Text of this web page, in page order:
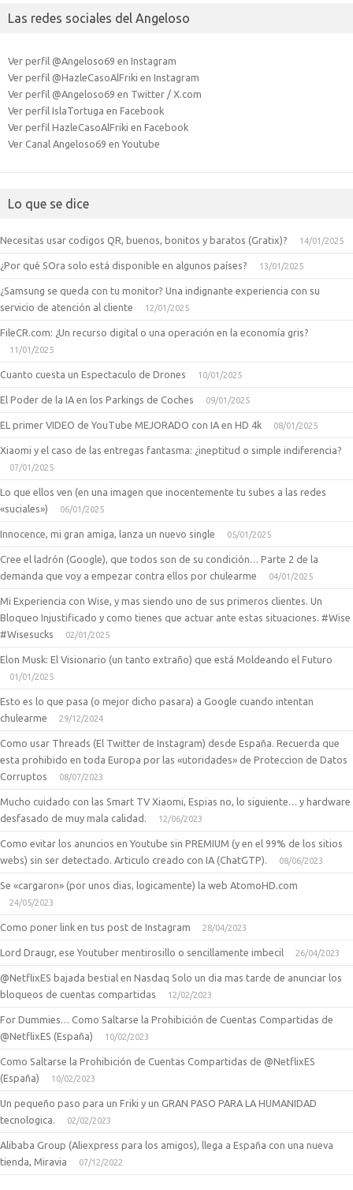
Las redes sociales del Angeloso
Ver perfil @Angeloso69 en Instagram
Ver perfil @HazleCasoAlFriki en Instagram
Ver perfil @Angeloso69 en Twitter / X.com
Ver perfil IslaTortuga en Facebook
Ver perfil HazleCasoAlFriki en Facebook
Ver Canal Angeloso69 en Youtube
Lo que se dice
Necesitas usar codigos QR, buenos, bonitos y baratos (Gratix)? 14/01/2025
¿Por qué SOra solo está disponible en algunos países? 13/01/2025
¿Samsung se queda con tu monitor? Una indignante experiencia con su
servicio de atención al cliente
12/01/2025
FileCR.com: ¿Un recurso digital o una operación en la economía gris?
11/01/2025
Cuanto cuesta un Espectaculo de Drones 10/01/2025
El Poder de la IA en los Parkings de Coches 09/01/2025
EL primer VIDEO de YouTube MEJORADO con IA en HD 4k 08/01/2025
Xiaomi y el caso de las entregas fantasma: ¿ineptitud o simple indiferencia?
07/01/2025
Lo que ellos ven (en una imagen que inocentemente tu subes a las redes
«suciales»)
06/01/2025
Innocence, mi gran amiga, lanza un nuevo single 05/01/2025
Cree el ladrón (Google), que todos son de su condición… Parte 2 de la
demanda que voy a empezar contra ellos por chulearme
04/01/2025
Mi Experiencia con Wise, y mas siendo uno de sus primeros clientes. Un
Bloqueo Injustificado y como tienes que actuar ante estas situaciones. #Wise
#Wisesucks
02/01/2025
Elon Musk: El Visionario (un tanto extraño) que está Moldeando el Futuro
01/01/2025
Esto es lo que pasa (o mejor dicho pasara) a Google cuando intentan
chulearme
29/12/2024
Como usar Threads (El Twitter de Instagram) desde España. Recuerda que
esta prohibido en toda Europa por las «utoridades» de Proteccion de Datos
Corruptos
08/07/2023
Mucho cuidado con las Smart TV Xiaomi, Espias no, lo siguiente… y hardware
desfasado de muy mala calidad.
12/06/2023
Como evitar los anuncios en Youtube sin PREMIUM (y en el 99% de los sitios
webs) sin ser detectado. Articulo creado con IA (ChatGTP).
08/06/2023
Se «cargaron» (por unos dias, logicamente) la web AtomoHD.com
24/05/2023
Como poner link en tus post de Instagram 28/04/2023
Lord Draugr, ese Youtuber mentirosillo o sencillamente imbecil 26/04/2023
@NetflixES bajada bestial en Nasdaq Solo un dia mas tarde de anunciar los
bloqueos de cuentas compartidas
12/02/2023
For Dummies… Como Saltarse la Prohibición de Cuentas Compartidas de
@NetflixES (España)
10/02/2023
Como Saltarse la Prohibición de Cuentas Compartidas de @NetflixES
(España)
10/02/2023
Un pequeño paso para un Friki y un GRAN PASO PARA LA HUMANIDAD
tecnologica.
02/02/2023
Alibaba Group (Aliexpress para los amigos), llega a España con una nueva
tienda, Miravia
07/12/2022